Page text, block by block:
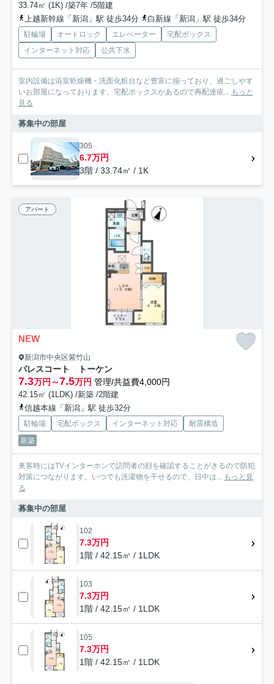
33.74㎡ (1K) /築7年 /5階建
上越新幹線「新潟」駅 徒歩34分
白新線「新潟」駅 徒歩34分
駐輪場 オートロック エレベーター
宅配ボックス
インターネット対応
公共下水
室内設備は浴室乾燥機・洗面化粧台など豊富に揃っており、過ごしやす
いお部屋になっております。宅配ボックスがあるので再配達依... もっと
見る
募集中の部屋
305
6.7万円
3階 / 33.74㎡ / 1K
アパート
NEW
新潟市中央区紫竹山
パレスコート トーケン
7.3万円～7.5万円 管理/共益費4,000円
42.15㎡ (1LDK) /新築 /2階建
信越本線「新潟」駅 徒歩32分
駐輪場 宅配ボックス インターネット対応
耐震構造
新築
来客時にはTVインターホンで訪問者の顔を確認することがきるので防犯
対策につながります。いつでも洗濯物を干せるので、日中は... もっと見
る
募集中の部屋
102
7.3万円
1階 / 42.15㎡ / 1LDK
103
7.3万円
1階 / 42.15㎡ / 1LDK
105
7.3万円
1階 / 42.15㎡ / 1LDK